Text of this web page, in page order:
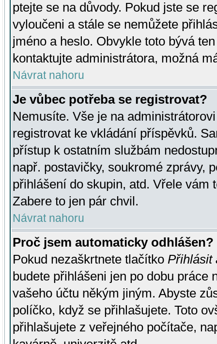
ptejte se na důvody. Pokud jste se
vyloučeni a stále se nemůžete
jméno a heslo. Obvykle toto bývá
kontaktujte administrátora, možná
Návrat nahoru
Je vůbec potřeba se registrovat?
Nemusíte. Vše je na
registrovat ke vkládání příspěvků.
přístup k ostatním službám
např. postavičky, soukromé zprávy,
přihlášení do skupin, atd. Vřele vám
Zabere to jen pár chvil.
Návrat nahoru
Proč jsem automaticky odhlášen?
Pokud nezaškrtnete tlačítko Přihlásit
budete přihlášeni jen po dobu práce
vašeho účtu někým jiným. Abyste
políčko, když se přihlašujete. Toto
přihlašujete z veřejného počítače,